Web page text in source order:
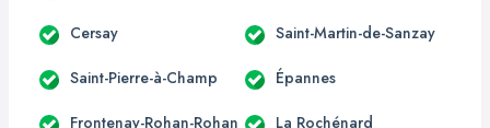
Cersay Saint-Martin-de-Sanzay
Saint-Pierre-à-Champ Épannes
Frontenay-Rohan-Rohan La Rochénard